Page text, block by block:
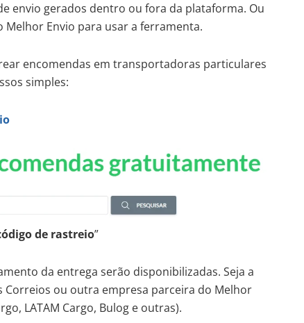
envio gerados dentro ou fora da plataforma. Ou
Melhor Envio para usar a ferramenta.
encomendas em transportadoras particulares
simples:
de rastreio”
da entrega serão disponibilizadas. Seja a
ou outra empresa parceira do Melhor
LATAM Cargo, Bulog e outras).